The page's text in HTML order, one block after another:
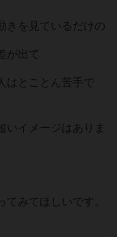
きを見ているだけの
が出て
はとことん苦手で
いイメージはありま
てみてほしいです。